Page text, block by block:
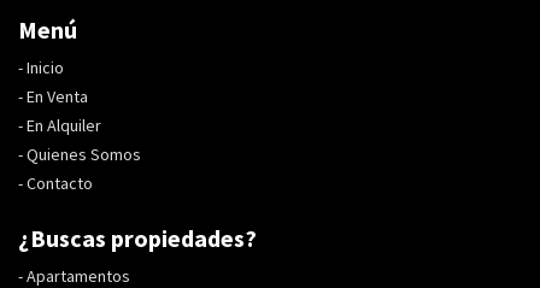
Menú
-Inicio
-En Venta
-En Alquiler
-Quienes Somos
-Contacto
¿Buscas propiedades?
-Apartamentos